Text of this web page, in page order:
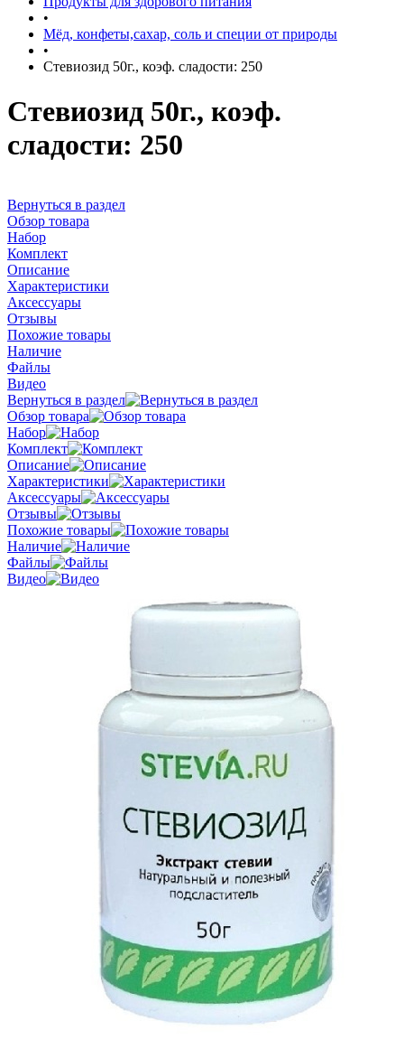
•
Мёд, конфеты,сахар, соль и специи от природы
•
Стевиозид 50г., коэф. сладости: 250
Стевиозид 50г., коэф.
сладости: 250
Вернуться в раздел
Обзор товара
Набор
Комплект
Описание
Характеристики
Аксессуары
Отзывы
Похожие товары
Наличие
Файлы
Видео
Вернуться в раздел
Обзор товара
Набор
Комплект
Описание
Характеристики
Аксессуары
Отзывы
Похожие товары
Наличие
Файлы
Видео